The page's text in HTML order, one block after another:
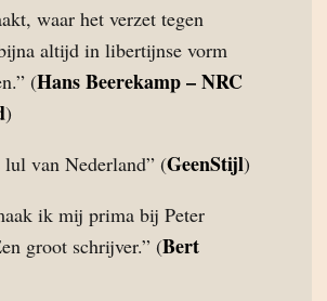
waar het verzet tegen
altijd in libertijnse vorm
(Hans Beerekamp – NRC
)
lul van Nederland” (GeenStijl)
ik mij prima bij Peter
groot schrijver.” (Bert